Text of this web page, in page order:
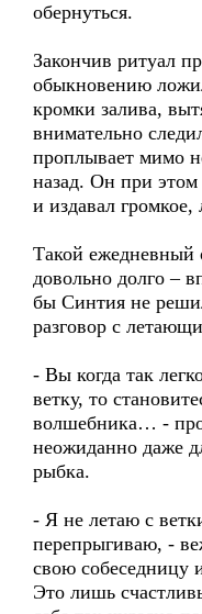
обернуться.
Закончив ритуал
обыкновению
кромки залива,
внимательно
проплывает мимо
назад. Он при этом
и издавал громкое,
Такой ежедневный
довольно долго –
бы Синтия не
разговор с
- Вы когда так
ветку, то
волшебника… -
неожиданно даже
рыбка.
- Я не летаю с
перепрыгиваю, -
свою собеседницу
Это лишь